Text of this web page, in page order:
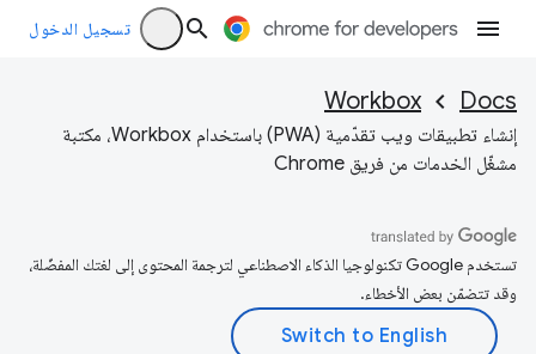
تسجيل الدخول
Docs
Workbox
إنشاء تطبيقات ويب تقدّمية (PWA) باستخدام Workbox، مكتبة
مشغّل الخدمات من فريق Chrome
تستخدم Google تكنولوجيا الذكاء الاصطناعي لترجمة المحتوى إلى لغتك المفضّلة،
وقد تتضمّن بعض الأخطاء.